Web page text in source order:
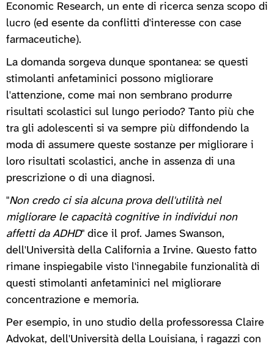
Economic Research, un ente di ricerca senza scopo di
lucro (ed esente da conflitti d'interesse con case
farmaceutiche).
La domanda sorgeva dunque spontanea: se questi
stimolanti anfetaminici possono migliorare
l'attenzione, come mai non sembrano produrre
risultati scolastici sul lungo periodo? Tanto più che
tra gli adolescenti si va sempre più diffondendo la
moda di assumere queste sostanze per migliorare i
loro risultati scolastici, anche in assenza di una
prescrizione o di una diagnosi.
"Non credo ci sia alcuna prova dell'utilità nel
migliorare le capacità cognitive in individui non
affetti da ADHD" dice il prof. James Swanson,
dell'Università della California a Irvine. Questo fatto
rimane inspiegabile visto l'innegabile funzionalità di
questi stimolanti anfetaminici nel migliorare
concentrazione e memoria.
Per esempio, in uno studio della professoressa Claire
Advokat, dell'Università della Louisiana, i ragazzi con